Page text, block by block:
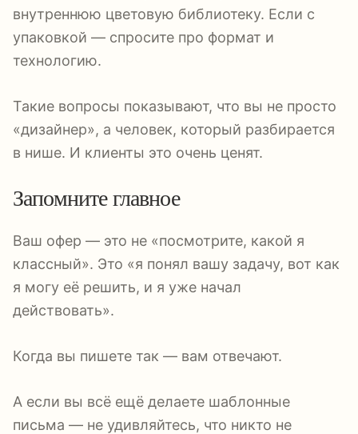
внутреннюю цветовую библиотеку. Если с
упаковкой — спросите про формат и
технологию.
Такие вопросы показывают, что вы не просто
«дизайнер», а человек, который разбирается
в нише. И клиенты это очень ценят.
Запомните главное
Ваш офер — это не «посмотрите, какой я
классный». Это «я понял вашу задачу, вот как
я могу её решить, и я уже начал
действовать».
Когда вы пишете так — вам отвечают.
А если вы всё ещё делаете шаблонные
письма — не удивляйтесь, что никто не